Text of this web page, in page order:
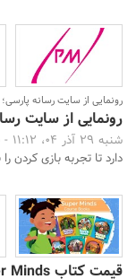
رونمایی از سایت رسانه
رونمایی از سایت
شنبه 29 آذر 04، 11:12 -
دارد تا تجربه بازی کردن